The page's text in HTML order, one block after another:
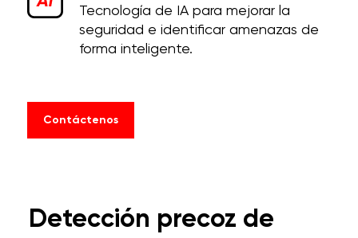
Tecnología de IA para mejorar la
seguridad e identificar amenazas de
forma inteligente.
Contáctenos
Detección precoz de